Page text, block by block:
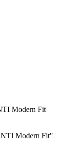
Modern Fit
Modern Fit"